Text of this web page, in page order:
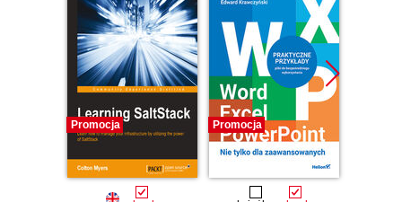
Promocja Promocja